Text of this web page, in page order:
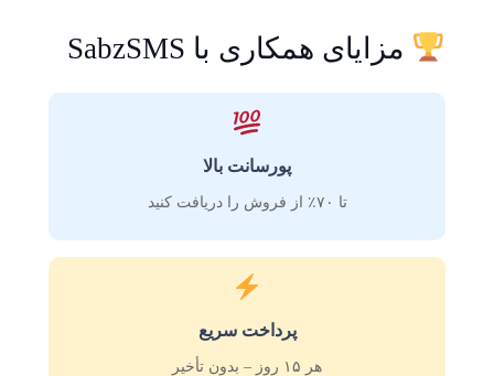
مزایای همکاری با SabzSMS
پورسانت بالا
تا ۷۰٪ از فروش را دریافت کنید
پرداخت سریع
هر ۱۵ روز – بدون تأخیر